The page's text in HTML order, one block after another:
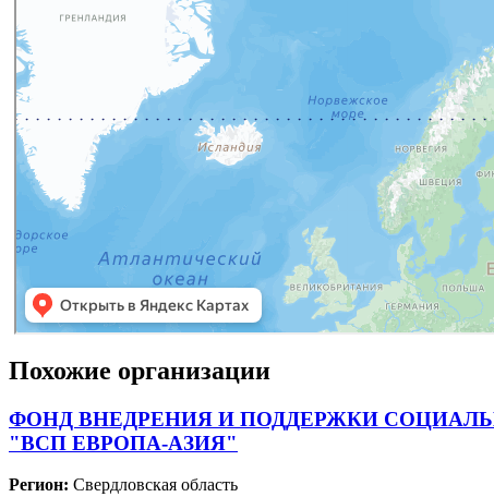
Похожие организации
ФОНД ВНЕДРЕНИЯ И ПОДДЕРЖКИ
"ВСП ЕВРОПА-АЗИЯ"
Регион: Свердловская область